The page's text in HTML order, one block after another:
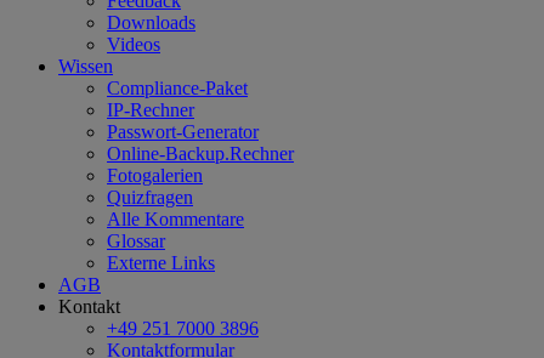
Downloads
Videos
Wissen
Compliance-Paket
IP-Rechner
Passwort-Generator
Online-Backup.Rechner
Fotogalerien
Quizfragen
Alle Kommentare
Glossar
Externe Links
AGB
Kontakt
+49 251 7000 3896
Kontaktformular